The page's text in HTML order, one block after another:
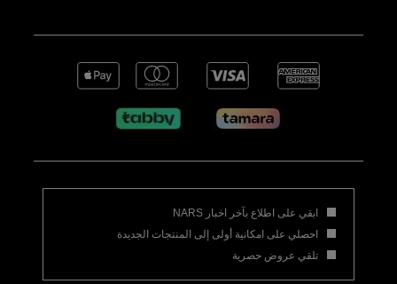
ابقي على اطلاع بآخر اخبار NARS
احصلي على امكانية أولى إلى المنتجات الجديدة
تلقي عروض حصرية